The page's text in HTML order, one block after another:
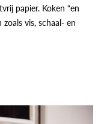
papier. Koken “en
vis, schaal- en